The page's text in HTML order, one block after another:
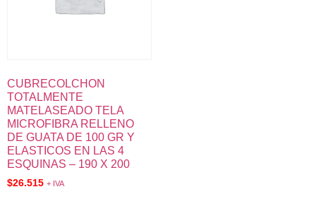
CUBRECOLCHON
TOTALMENTE
MATELASEADO TELA
MICROFIBRA RELLENO
DE GUATA DE 100 GR Y
ELASTICOS EN LAS 4
ESQUINAS – 190 X 200
$26.515 + IVA